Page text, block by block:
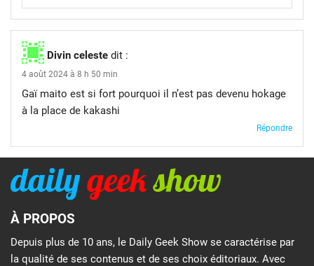
Divin celeste dit :
4 août 2024 à 8 h 50 min
Gaï maito est si fort pourquoi il n’est pas devenu hokage
à la place de kakashi
Répondre
À PROPOS
Depuis plus de 10 ans, le Daily Geek Show se caractérise par
la qualité de ses contenus et de ses choix éditoriaux. Avec